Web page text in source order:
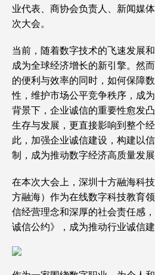
业代表、商协会负责人、新闻媒
次大会。
当前，随着数字技术的飞速发展
成为全球经济增长的新引擎。然
的便利与效率的同时，如何保障
性，维护市场公平竞争秩序，成
背景下，企业诚信的重要性愈发
生存与发展，更直接影响到整个
此，加强企业诚信建设，构建以
制，成为推动数字经济高质量发展
在本次大会上，深圳十方融海科
方融海）作为在线数字科技教育
信经营理念和深厚的社会责任感
诚信公约》，成为推动行业诚信建